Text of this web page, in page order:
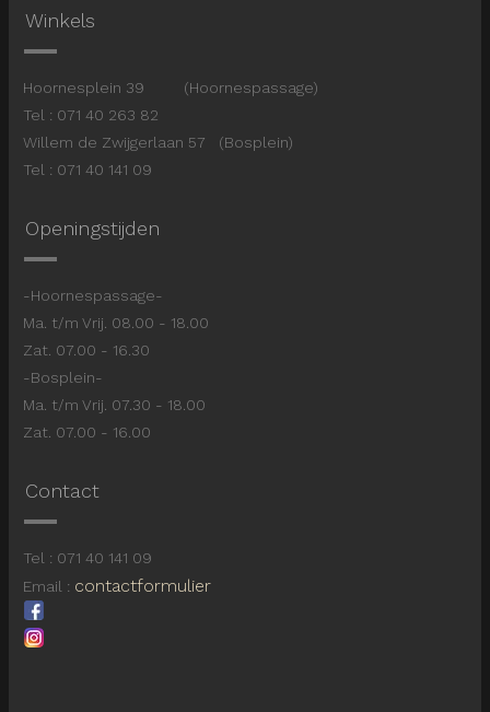
Winkels
Hoornesplein 39 (Hoornespassage)
Tel : 071 40 263 82
Willem de Zwijgerlaan 57 (Bosplein)
Tel : 071 40 141 09
Openingstijden
-Hoornespassage-
Ma. t/m Vrij. 08.00 - 18.00
Zat. 07.00 - 16.30
-Bosplein-
Ma. t/m Vrij. 07.30 - 18.00
Zat. 07.00 - 16.00
Contact
Tel : 071 40 141 09
Email : contactformulier